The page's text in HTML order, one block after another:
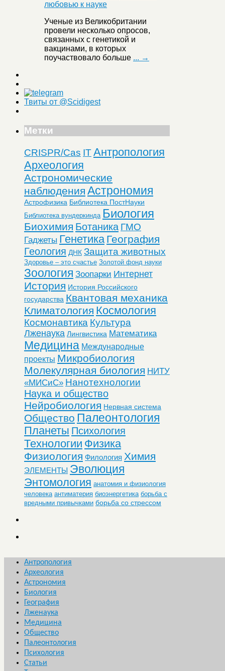
Ученые из Великобритании
провели несколько опросов,
связанных с генетикой и
вакцинами, в которых
поучаствовало больше ... →
Твиты от @Scidigest
Метки
CRISPR/Cas ITАнтропология
Археология
Астрономические
наблюдения Астрономия
Астрофизика Библиотека ПостНауки
Библиотека вундеркинда Биология
Биохимия Ботаника ГМО
Гаджеты Генетика География
Геология ДНК Защита животных
Здоровье – это счастье Золотой фонд науки
Зоология Зоопарки Интернет
История История Российского
государства Квантовая механика
Климатология Космология
Космонавтика Культура
Лженаука Лингвистика Математика
Медицина Международные
проекты Микробиология
Молекулярная биология НИТУ
«МИСиС» Нанотехнологии
Наука и общество
Нейробиология Нервная система
Общество Палеонтология
Планеты Психология
Технологии Физика
Физиология Филология Химия
ЭЛЕМЕНТЫ Эволюция
Энтомология анатомия и физиология
человека антиматерия биоэнергетика борьба с
вредными привычками борьба со стрессом
Антропология
Археология
Астрономия
Биология
География
Лженаука
Медицина
Общество
Палеонтология
Психология
Статьи